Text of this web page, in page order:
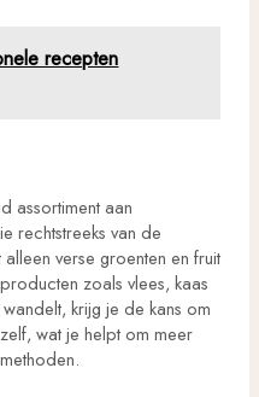
recepten
assortiment aan
rechtstreeks van de
verse groenten en fruit
zoals vlees, kaas
krijg je de kans om
wat je helpt om meer